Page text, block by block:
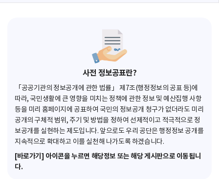
사전 정보공표란?
「공공기관의 정보공개에 관한 법률」 제7조(행정정보의 공표 등)에
따라, 국민생활에 큰 영향을 미치는 정책에 관한 정보 및 예산집행 사항
등을 미리 홈페이지에 공표하여 국민의 정보공개 청구가 없더라도 미리
공개의 구체적 범위, 주기 및 방법을 정하여 선제적이고 적극적으로 정
보공개를 실현하는 제도입니다. 앞으로도 우리 공단은 행정정보 공개를
지속적으로 확대하고 이를 실천해 나가도록 하겠습니다.
[바로가기] 아이콘을 누르면 해당정보 또는 해당 게시판으로 이동됩니
다.